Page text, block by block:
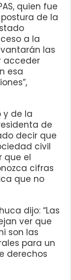
quien fue
de la
a la
las
acceder
esa
y de la
de
decir que
civil
que el
cifras
que no
dijo: “Las
ver que
son las
para un
derechos